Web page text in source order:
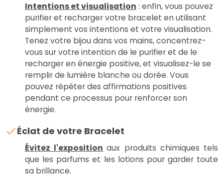
Intentions et visualisation : enfin, vous pouvez
purifier et recharger votre bracelet en utilisant
simplement vos intentions et votre visualisation.
Tenez votre bijou dans vos mains, concentrez-
vous sur votre intention de le purifier et de le
recharger en énergie positive, et visualisez-le se
remplir de lumière blanche ou dorée. Vous
pouvez répéter des affirmations positives
pendant ce processus pour renforcer son
énergie.
Éclat de votre Bracelet
Évitez l'exposition aux produits chimiques tels
que les parfums et les lotions pour garder toute
sa brillance.